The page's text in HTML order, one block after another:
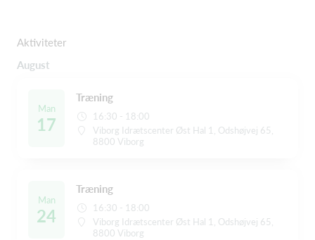
Aktiviteter
August
Man
17
Træning
16:30 - 18:00
Viborg Idrætscenter Øst Hal 1, Odshøjvej 65,
8800 Viborg
Man
24
Træning
16:30 - 18:00
Viborg Idrætscenter Øst Hal 1, Odshøjvej 65,
8800 Viborg